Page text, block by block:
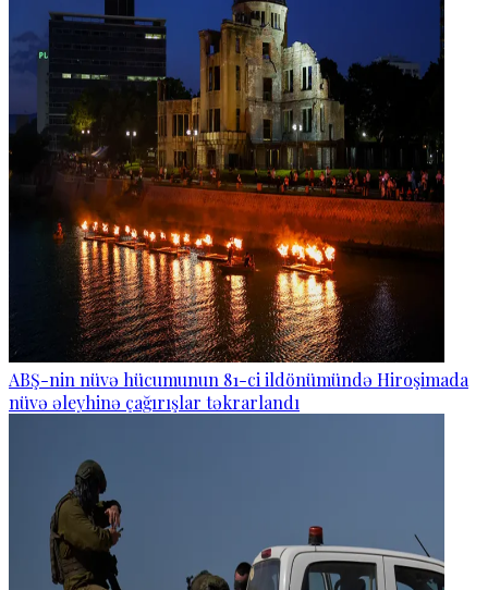
ABŞ-nin nüvə hücumunun 81-ci ildönümündə Hiroşimada
nüvə əleyhinə çağırışlar təkrarlandı